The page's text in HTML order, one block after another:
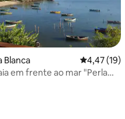
Blanca 4,47 de
4,47 (19)
em frente ao mar "Perla